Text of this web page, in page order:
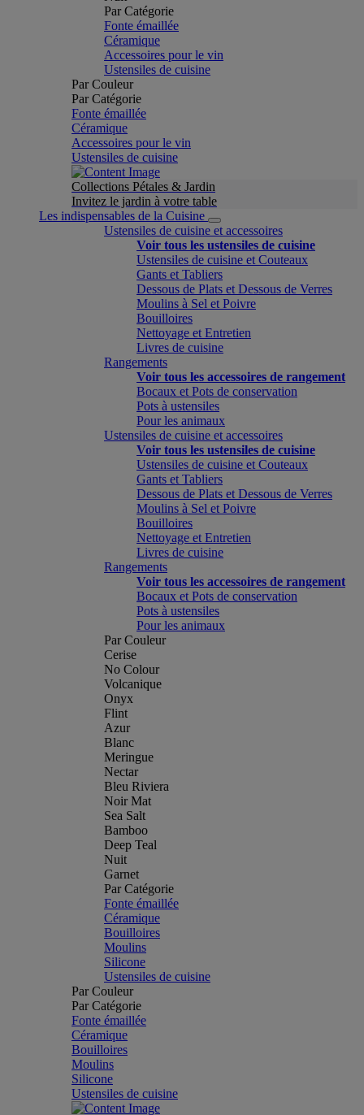
Par Catégorie
Fonte émaillée
Céramique
Accessoires pour le vin
Ustensiles de cuisine
Par Couleur
Par Catégorie
Fonte émaillée
Céramique
Accessoires pour le vin
Ustensiles de cuisine
Collections Pétales & Jardin
Invitez le jardin à votre table
Les indispensables de la Cuisine
Ustensiles de cuisine et accessoires
Voir tous les ustensiles de cuisine
Ustensiles de cuisine et Couteaux
Gants et Tabliers
Dessous de Plats et Dessous de Verres
Moulins à Sel et Poivre
Bouilloires
Nettoyage et Entretien
Livres de cuisine
Rangements
Voir tous les accessoires de rangement
Bocaux et Pots de conservation
Pots à ustensiles
Pour les animaux
Ustensiles de cuisine et accessoires
Voir tous les ustensiles de cuisine
Ustensiles de cuisine et Couteaux
Gants et Tabliers
Dessous de Plats et Dessous de Verres
Moulins à Sel et Poivre
Bouilloires
Nettoyage et Entretien
Livres de cuisine
Rangements
Voir tous les accessoires de rangement
Bocaux et Pots de conservation
Pots à ustensiles
Pour les animaux
Par Couleur
Cerise
No Colour
Volcanique
Onyx
Flint
Azur
Blanc
Meringue
Nectar
Bleu Riviera
Noir Mat
Sea Salt
Bamboo
Deep Teal
Nuit
Garnet
Par Catégorie
Fonte émaillée
Céramique
Bouilloires
Moulins
Silicone
Ustensiles de cuisine
Par Couleur
Par Catégorie
Fonte émaillée
Céramique
Bouilloires
Moulins
Silicone
Ustensiles de cuisine